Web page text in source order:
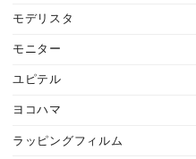
モデリスタ
モニター
ユピテル
ヨコハマ
ラッピングフィルム